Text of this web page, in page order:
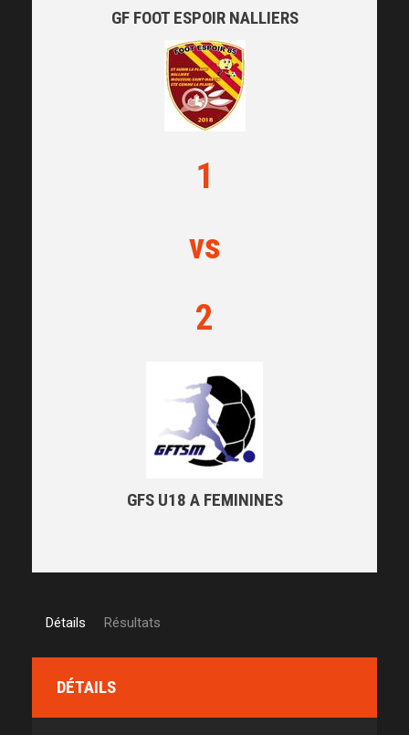
GF FOOT ESPOIR NALLIERS
1
vs
2
GFS U18 A FEMININES
Détails Résultats
DÉTAILS